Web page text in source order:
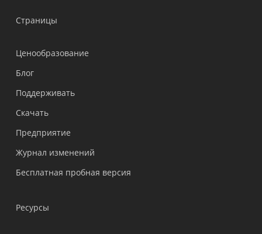
Страницы
Ценообразование
Блог
Поддерживать
Скачать
Предприятие
Журнал изменений
Бесплатная пробная версия
Ресурсы